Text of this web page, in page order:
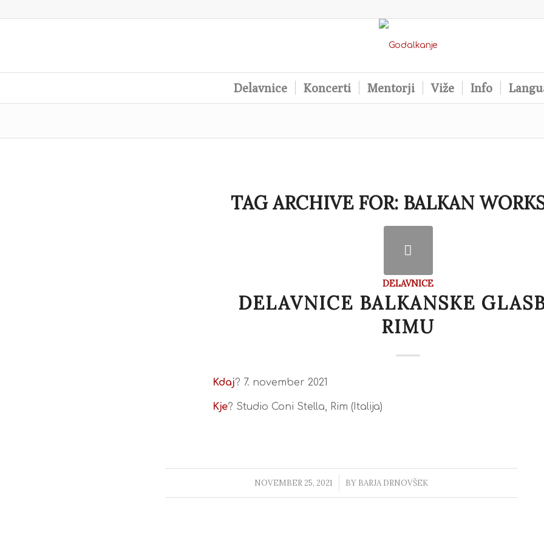
Delavnice Koncerti Mentorji Viže Info
TAG ARCHIVE FOR: BALKAN
DELAVNICE
DELAVNICE BALKANSKE
RIMU
Kdaj? 7. november 2021
Kje? Studio Coni Stella, Rim (Italija)
NOVEMBER 25, 2021
/ BY BARJA DRNOVŠEK